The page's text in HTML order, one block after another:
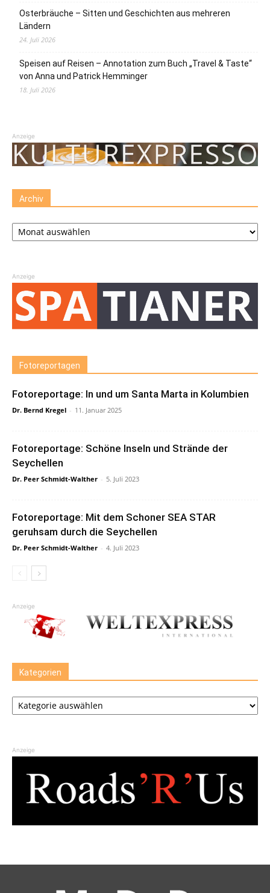
Osterbräuche – Sitten und Geschichten aus mehreren
Ländern
24. Juli 2026
Speisen auf Reisen – Annotation zum Buch „Travel & Taste“
von Anna und Patrick Hemminger
18. Juli 2026
Anzeige
Archiv
Archiv
Anzeige
Fotoreportagen
Fotoreportage: In und um Santa Marta in Kolumbien
Dr. Bernd Kregel - 11. Januar 2025
Fotoreportage: Schöne Inseln und Strände der
Seychellen
Dr. Peer Schmidt-Walther - 5. Juli 2023
Fotoreportage: Mit dem Schoner SEA STAR
geruhsam durch die Seychellen
Dr. Peer Schmidt-Walther - 4. Juli 2023
Anzeige
Kategorien
Kategorien
Anzeige